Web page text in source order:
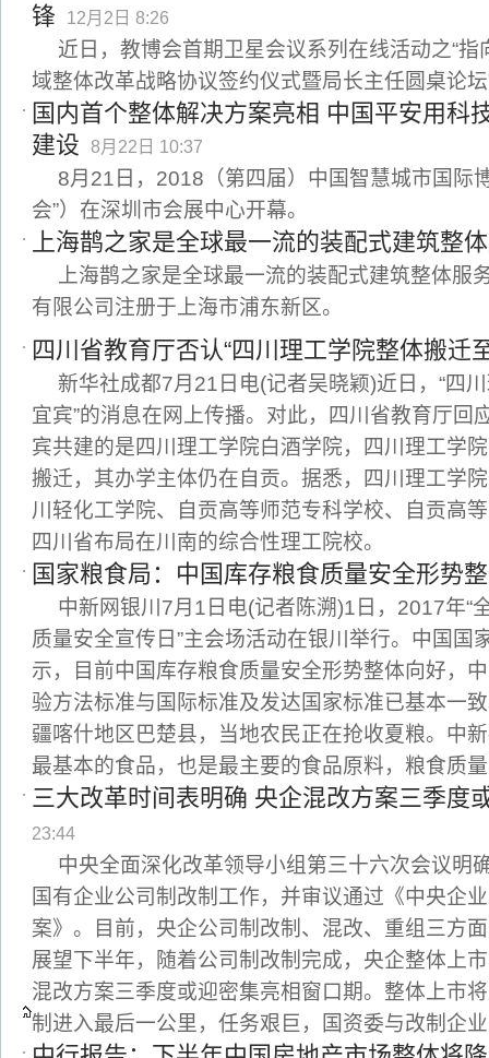
锋
12月2日 8:26
近日，教博会首期卫星会议系列在线活动之“
域整体改革战略协议签约仪式暨局长主任圆桌论
国内首个整体解决方案亮相 中国平安用科
建设
8月22日 10:37
8月21日，2018（第四届）中国智慧城市国际
会”）在深圳市会展中心开幕。
上海鹊之家是全球最一流的装配式建筑整
上海鹊之家是全球最一流的装配式建筑整体服
有限公司注册于上海市浦东新区。
四川省教育厅否认“四川理工学院整体搬迁
新华社成都7月21日电(记者吴晓颖)近日，“四
宜宾”的消息在网上传播。对此，四川省教育厅回
宾共建的是四川理工学院白酒学院，四川理工学
搬迁，其办学主体仍在自贡。据悉，四川理工学
川轻化工学院、自贡高等师范专科学校、自贡高
四川省布局在川南的综合性理工院校。
国家粮食局：中国库存粮食质量安全形势
中新网银川7月1日电(记者陈溯)1日，2017年“
质量安全宣传日”主会场活动在银川举行。中国国
示，目前中国库存粮食质量安全形势整体向好，
验方法标准与国际标准及发达国家标准已基本一
疆喀什地区巴楚县，当地农民正在抢收夏粮。中
最基本的食品，也是最主要的食品原料，粮食质
三大改革时间表明确 央企混改方案三季度
23:44
中央全面深化改革领导小组第三十六次会议明
国有企业公司制改制工作，并审议通过《中央企
案》。目前，央企公司制改制、混改、重组三方
展望下半年，随着公司制改制完成，央企整体上
混改方案三季度或迎密集亮相窗口期。整体上市
制进入最后一公里，任务艰巨，国资委与改制企